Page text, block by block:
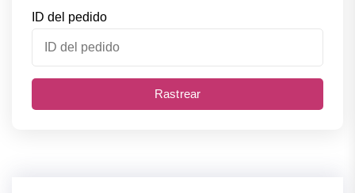
ID del pedido
Rastrear